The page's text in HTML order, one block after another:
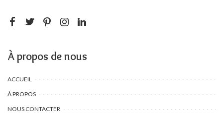
À propos de nous
ACCUEIL
À PROPOS
NOUS CONTACTER